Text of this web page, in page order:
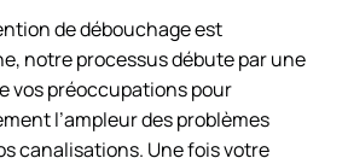
de débouchage est
notre processus débute par une
vos préoccupations pour
l’ampleur des problèmes
canalisations. Une fois votre